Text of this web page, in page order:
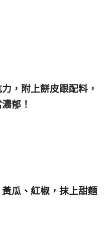
，附上餅皮跟配料，
郁！
瓜、紅椒，抹上甜麵